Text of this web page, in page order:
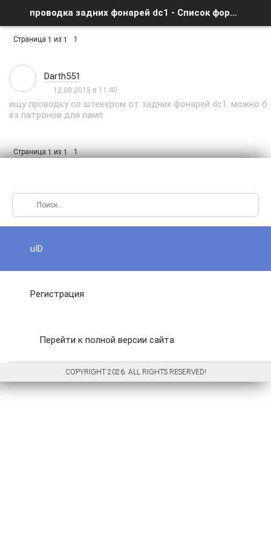
проводка задних фонарей dc1 - Список форумов
Страница 1 из 1 1
Darth551
12.08.2015 в 11:40
ищу проводку со штекером от задних фонарей dc1. можно б
ез патронов для ламп
Страница1из1 1
uID
Регистрация
Перейти к полной версии сайта
COPYRIGHT 2026. ALL RIGHTS RESERVED!